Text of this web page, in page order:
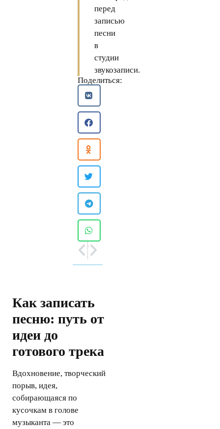
перед
записью
песни
в
студии
звукозаписи.
Поделиться:
ПРЕДЫДУЩАЯ
Как достичь успеха в музыке: советы для музыкантов
СЛЕДУЮЩАЯ
Ведьмин лес
Как записать
песню: путь от
идеи до
готового трека
Вдохновение, творческий
порыв, идея,
собирающаяся по
кусочкам в голове
музыканта — это